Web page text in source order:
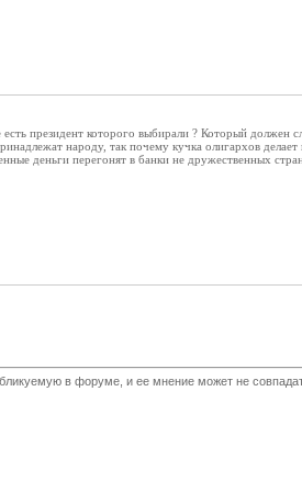
президент которого выбирали ? Который должен
народу, так почему кучка олигархов
деньги перегонят в банки не дружественных стран
в форуме, и ее мнение может не